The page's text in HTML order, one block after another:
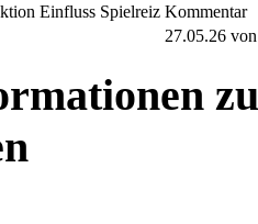
Einfluss Spielreiz Kommentar
27.05.26